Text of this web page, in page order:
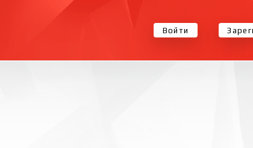
Войти